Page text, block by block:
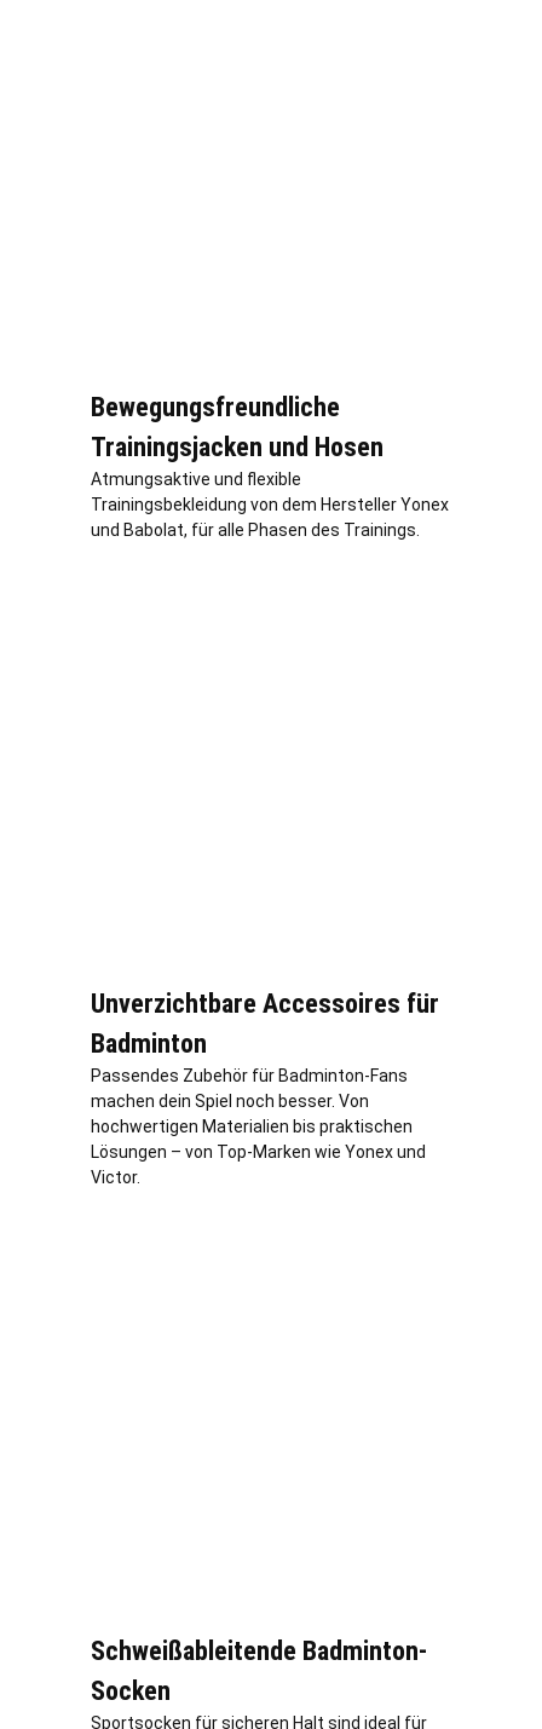
Bewegungsfreundliche
Trainingsjacken und Hosen
Atmungsaktive und flexible
Trainingsbekleidung von dem Hersteller Yonex
und Babolat, für alle Phasen des Trainings.
Unverzichtbare Accessoires für
Badminton
Passendes Zubehör für Badminton-Fans
machen dein Spiel noch besser. Von
hochwertigen Materialien bis praktischen
Lösungen – von Top-Marken wie Yonex und
Victor.
Schweißableitende Badminton-
Socken
Sportsocken für sicheren Halt sind ideal für